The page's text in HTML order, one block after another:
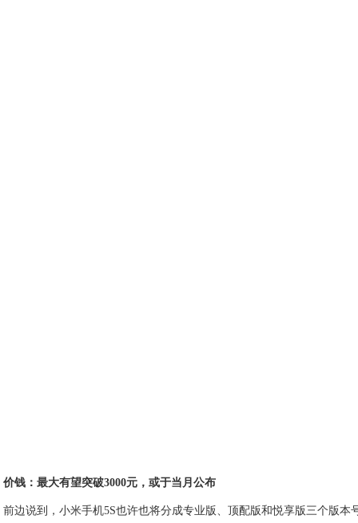
价钱：最大有望突破3000元，或于当月公布
前边说到，小米手机5S也许也将分成专业版、顶配版和悦享版三个版